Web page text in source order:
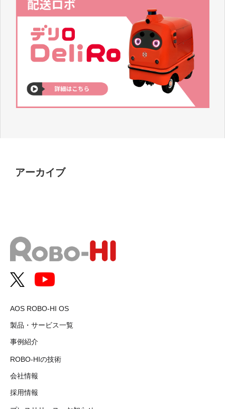
アーカイブ
AOS ROBO-HI OS
製品・サービス一覧
事例紹介
ROBO-HIの技術
会社情報
採用情報